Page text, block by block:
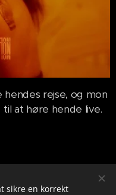
rejse, og mon
at høre hende live.
sikre en korrekt